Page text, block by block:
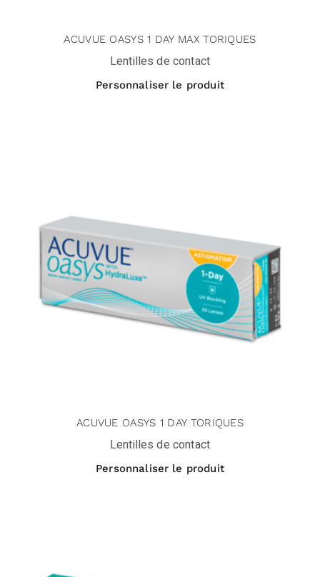
ACUVUE OASYS 1 DAY MAX TORIQUES
Lentilles de contact
Personnaliser le produit
ACUVUE OASYS 1 DAY TORIQUES
Lentilles de contact
Personnaliser le produit